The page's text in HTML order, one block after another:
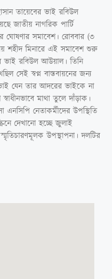
তায়েবের ভাই রবিউল
জাতীয় নাগরিক পার্টি
ঘোষণার সমাবেশ। রোববার (৩
শহীদ মিনারে এই সমাবেশ শুরু
ভাই রবিউল আউয়াল। তিনি
সেই স্বপ্ন বাস্তবায়নের জন্য
যেন তার আদরের ভাইকে না
মাথা তুলে দাঁড়াক।
এনসিপি নেতাকর্মীদের উপস্থিতি
দেখানো হচ্ছে জুলাই
উপস্থাপনা। দলটির